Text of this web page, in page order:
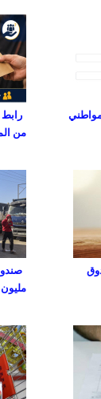
رابط
من
مليون